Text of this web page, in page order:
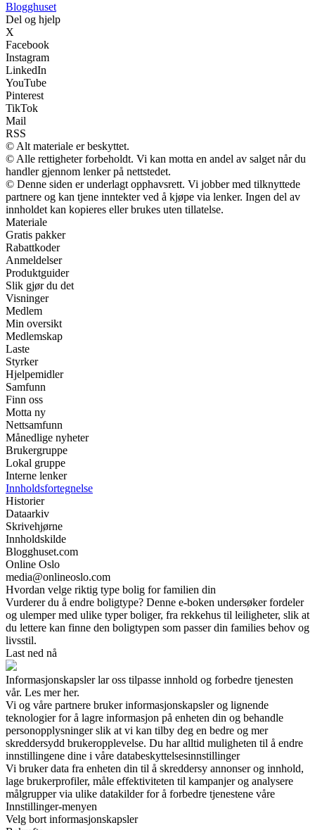
Blogghuset
Del og hjelp
X
Facebook
Instagram
LinkedIn
YouTube
Pinterest
TikTok
Mail
RSS
© Alt materiale er beskyttet.
© Alle rettigheter forbeholdt. Vi kan motta en andel av salget når du
handler gjennom lenker på nettstedet.
© Denne siden er underlagt opphavsrett. Vi jobber med tilknyttede
partnere og kan tjene inntekter ved å kjøpe via lenker. Ingen del av
innholdet kan kopieres eller brukes uten tillatelse.
Materiale
Gratis pakker
Rabattkoder
Anmeldelser
Produktguider
Slik gjør du det
Visninger
Medlem
Min oversikt
Medlemskap
Laste
Styrker
Hjelpemidler
Samfunn
Finn oss
Motta ny
Nettsamfunn
Månedlige nyheter
Brukergruppe
Lokal gruppe
Interne lenker
Innholdsfortegnelse
Historier
Dataarkiv
Skrivehjørne
Innholdskilde
Blogghuset.com
Online Oslo
media@onlineoslo.com
Hvordan velge riktig type bolig for familien din
Vurderer du å endre boligtype? Denne e-boken undersøker fordeler
og ulemper med ulike typer boliger, fra rekkehus til leiligheter, slik at
du lettere kan finne den boligtypen som passer din families behov og
livsstil.
Last ned nå
Informasjonskapsler lar oss tilpasse innhold og forbedre tjenesten
vår. Les mer her.
Vi og våre partnere bruker informasjonskapsler og lignende
teknologier for å lagre informasjon på enheten din og behandle
personopplysninger slik at vi kan tilby deg en bedre og mer
skreddersydd brukeropplevelse. Du har alltid muligheten til å endre
innstillingene dine i våre databeskyttelsesinnstillinger
Vi bruker data fra enheten din til å skreddersy annonser og innhold,
lage brukerprofiler, måle effektiviteten til kampanjer og analysere
målgrupper via ulike datakilder for å forbedre tjenestene våre
Innstillinger-menyen
Velg bort informasjonskapsler